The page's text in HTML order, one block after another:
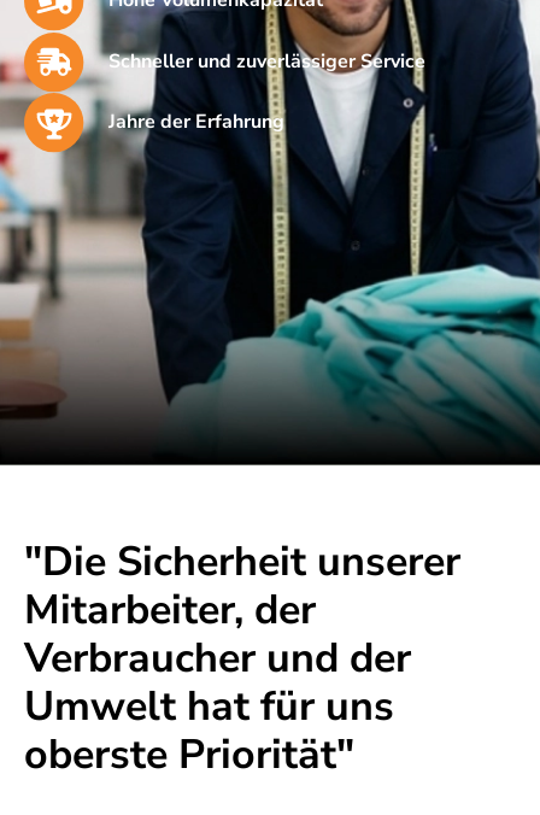
Schneller und zuverlässiger Service
Jahre der Erfahrung
"Die Sicherheit unserer
Mitarbeiter, der
Verbraucher und der
Umwelt hat für uns
oberste Priorität"